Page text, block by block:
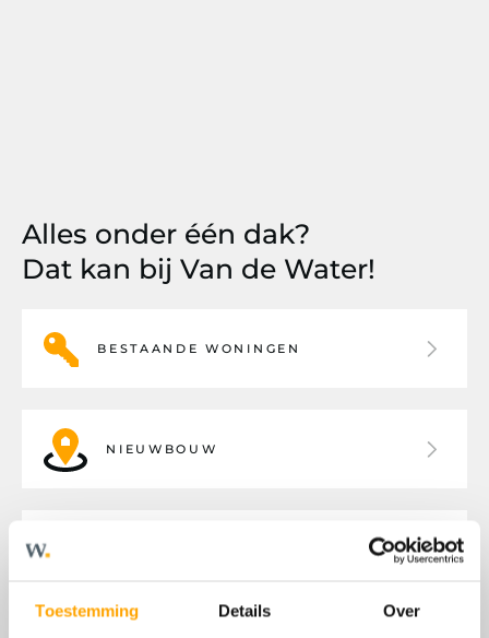
Toestemming Details Over
Alles onder één dak?
Dat kan bij Van de Water!
BESTAANDE WONINGEN
NIEUWBOUW